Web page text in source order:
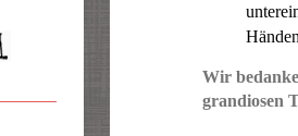
Wir
grandiosen